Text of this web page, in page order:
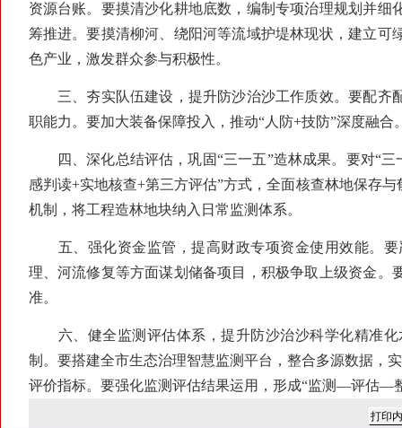
资源台账。要摸清沙化耕地底数，编制专项治理规划并
筹推进。要摸清柳河、绕阳河等流域护堤林现状，建立
色产业，激发群众参与积极性。
三、夯实队伍建设，提升防沙治沙工作质效。要配齐
职能力。要加大装备保障投入，推动“人防+技防”深度融
四、深化总结评估，巩固“三一五”造林成果。要对“三
感判读+实地核查+第三方评估”方式，全面核查林地保存
机制，将工程造林地块纳入日常监测体系。
五、强化资金监管，提高财政专项资金使用效能。要
理、河流修复等方面谋划储备项目，积极争取上级资金
准。
六、健全监测评估体系，提升防沙治沙科学化精准化
制。要搭建全市生态治理智慧监测平台，整合多源数据，
评价指标。要强化监测评估结果运用，形成“监测—评估—